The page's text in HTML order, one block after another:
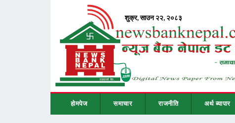
होमपेज समाचार राजनीति अर्थ ब्यापार